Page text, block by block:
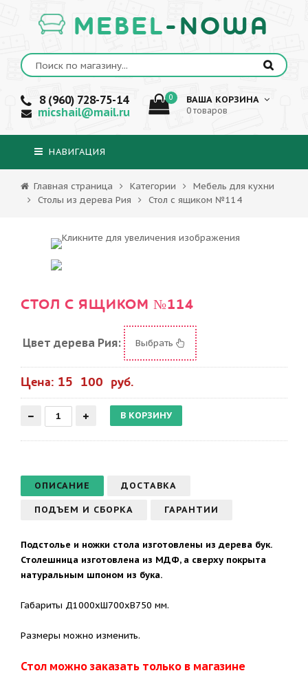
MEBEL-NOWA
8 (960) 728-75-14
micshail@mail.ru
0 ВАША КОРЗИНА
0 товаров
НАВИГАЦИЯ
Главная страница Категории
Мебель для кухни
Столы из дерева Рия
Стол с ящиком №114
СТОЛ С ЯЩИКОМ №114
Цвет дерева Рия: Выбрать
Цена: 15 100 руб.
ОПИСАНИЕ ДОСТАВКА
ПОДЪЕМ И СБОРКА ГАРАНТИИ
Подстолье и ножки стола изготовлены из дерева бук.
Столешница изготовлена из МДФ, а сверху покрыта
натуральным шпоном из бука.
Габариты Д1000хШ700хВ750 мм.
Размеры можно изменить.
Стол можно заказать только в магазине